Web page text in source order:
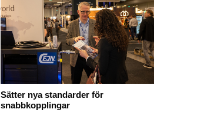
Sätter nya standarder för
snabbkopplingar